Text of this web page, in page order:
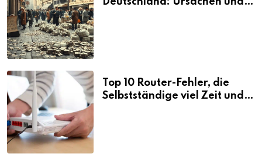
Top 10 Router-Fehler, die
Selbstständige viel Zeit und